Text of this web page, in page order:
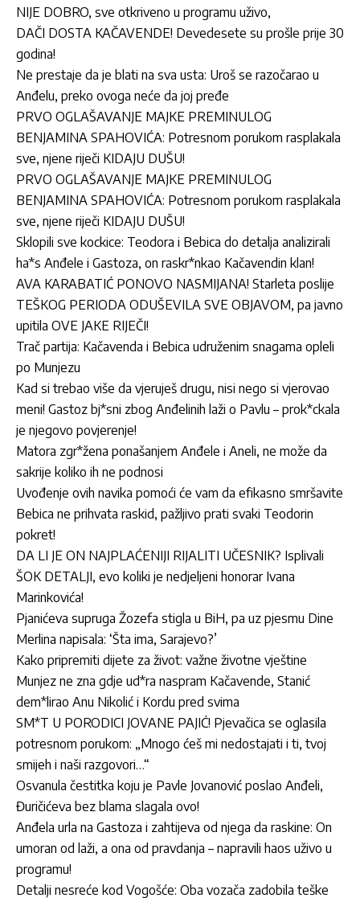
NIJE DOBRO, sve otkriveno u programu uživo,
DAČI DOSTA KAČAVENDE! Devedesete su prošle prije 30
godina!
Ne prestaje da je blati na sva usta: Uroš se razočarao u
Anđelu, preko ovoga neće da joj pređe
PRVO OGLAŠAVANJE MAJKE PREMINULOG
BENJAMINA SPAHOVIĆA: Potresnom porukom rasplakala
sve, njene riječi KIDAJU DUŠU!
PRVO OGLAŠAVANJE MAJKE PREMINULOG
BENJAMINA SPAHOVIĆA: Potresnom porukom rasplakala
sve, njene riječi KIDAJU DUŠU!
Sklopili sve kockice: Teodora i Bebica do detalja analizirali
ha*s Anđele i Gastoza, on raskr*nkao Kačavendin klan!
AVA KARABATIĆ PONOVO NASMIJANA! Starleta poslije
TEŠKOG PERIODA ODUŠEVILA SVE OBJAVOM, pa javno
upitila OVE JAKE RIJEČI!
Trač partija: Kačavenda i Bebica udruženim snagama opleli
po Munjezu
Kad si trebao više da vjeruješ drugu, nisi nego si vjerovao
meni! Gastoz bj*sni zbog Anđelinih laži o Pavlu – prok*ckala
je njegovo povjerenje!
Matora zgr*žena ponašanjem Anđele i Aneli, ne može da
sakrije koliko ih ne podnosi
Uvođenje ovih navika pomoći će vam da efikasno smršavite
Bebica ne prihvata raskid, pažljivo prati svaki Teodorin
pokret!
DA LI JE ON NAJPLAĆENIJI RIJALITI UČESNIK? Isplivali
ŠOK DETALJI, evo koliki je nedjeljeni honorar Ivana
Marinkovića!
Pjanićeva supruga Žozefa stigla u BiH, pa uz pjesmu Dine
Merlina napisala: ‘Šta ima, Sarajevo?’
Kako pripremiti dijete za život: važne životne vještine
Munjez ne zna gdje ud*ra naspram Kačavende, Stanić
dem*lirao Anu Nikolić i Kordu pred svima
SM*T U PORODICI JOVANE PAJIĆ! Pjevačica se oglasila
potresnom porukom: „Mnogo ćeš mi nedostajati i ti, tvoj
smijeh i naši razgovori…“
Osvanula čestitka koju je Pavle Jovanović poslao Anđeli,
Đuričićeva bez blama slagala ovo!
Anđela urla na Gastoza i zahtijeva od njega da raskine: On
umoran od laži, a ona od pravdanja – napravili haos uživo u
programu!
Detalji nesreće kod Vogošće: Oba vozača zadobila teške